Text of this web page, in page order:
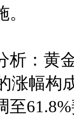
：黄
涨幅构
至